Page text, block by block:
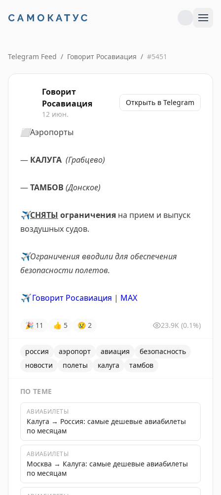
Telegram Feed / Говорит Росавиация / #5451
Говорит
Росавиация
12 июн.
Открыть в Telegram
⬜️Аэропорты
— КАЛУГА (Грабцево)
—ТАМБОВ (Донское)
✈️СНЯТЫ ограничения на прием и выпуск
воздушных судов.
✈️Ограничения вводили для обеспечения
безопасности полетов.
✈️ Говорит Росавиация | MAX
🎉 11 👍 5 😢 2 23.9K (0.1%)
россия аэропорт авиация
безопасность
новости
полеты калуга тамбов
ПО ТЕМЕ
АВИАБИЛЕТЫ
Калуга → Россия: самые дешевые авиабилеты
по месяцам
АВИАБИЛЕТЫ
Москва → Калуга: самые дешевые авиабилеты
по месяцам